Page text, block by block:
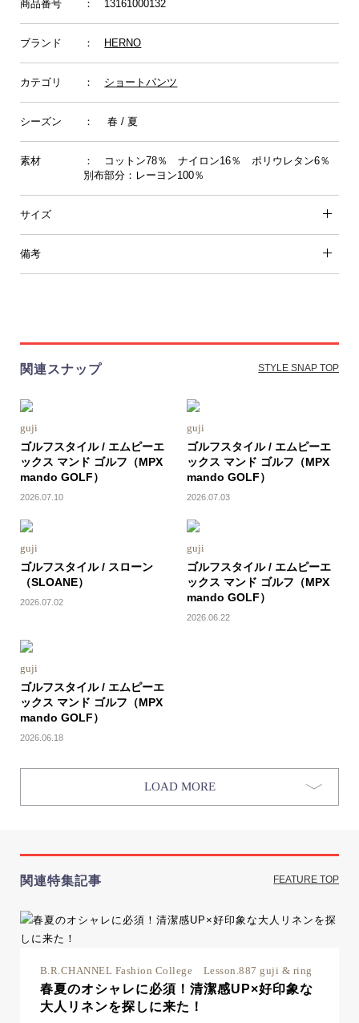
商品番号 ： 13161000132
ブランド ： HERNO
カテゴリ ： ショートパンツ
シーズン ： 春 / 夏
素材
： コットン78％ ナイロン16％ ポリウレタン6％
別布部分：レーヨン100％
サイズ
備考
関連スナップ STYLE SNAP TOP
guji
ゴルフスタイル / エムピーエ
ックス マンド ゴルフ（MPX
mando GOLF）
2026.07.10
guji
ゴルフスタイル / エムピーエ
ックス マンド ゴルフ（MPX
mando GOLF）
2026.07.03
guji
ゴルフスタイル / スローン
（SLOANE）
2026.07.02
guji
ゴルフスタイル / エムピーエ
ックス マンド ゴルフ（MPX
mando GOLF）
2026.06.22
guji
ゴルフスタイル / エムピーエ
ックス マンド ゴルフ（MPX
mando GOLF）
2026.06.18
LOAD MORE
関連特集記事 FEATURE TOP
B.R.CHANNEL Fashion College Lesson.887 guji & ring
春夏のオシャレに必須！清潔感UP×好印象な
大人リネンを探しに来た！